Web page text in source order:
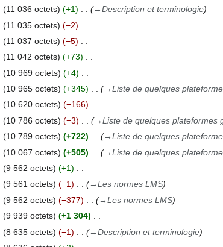
11 036 octets +1 →Description et terminologie
11 035 octets
−2
11 037 octets
−5
11 042 octets
+73
10 969 octets
+4
10 965 octets +345 →Liste de quelques
10 620 octets
−166
10 786 octets −3 →Liste de quelques plateformes
10 789 octets +722 →Liste de quelques
10 067 octets +505 →Liste de quelques
9 562 octets
+1
9 561 octets −1 →Les normes LMS
9 562 octets −377 →Les normes LMS
9 939 octets
+1 304
8 635 octets −1 →Description et terminologie